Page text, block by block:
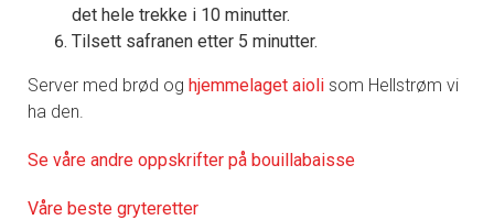
det hele trekke i 10 minutter.
Tilsett safranen etter 5 minutter.
Server med brød og hjemmelaget aioli som Hellstrøm vi
ha den.
Se våre andre oppskrifter på bouillabaisse
Våre beste gryteretter